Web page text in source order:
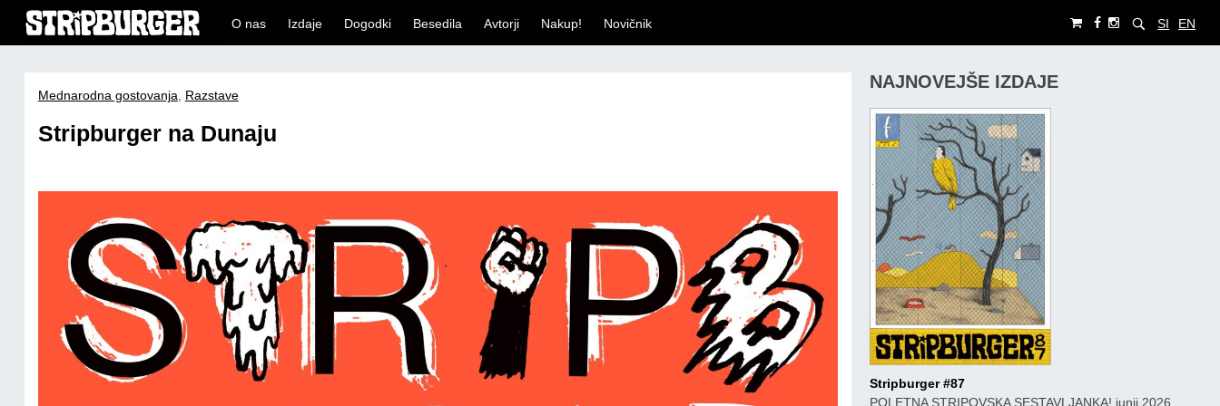
O nas Izdaje Dogodki Besedila Avtorji Nakup! Novičnik SI EN
Mednarodna gostovanja Razstave
Stripburger na Dunaju
NAJNOVEJŠE IZDAJE
Stripburger #87
POLETNA STRIPOVSKA SESTAVLJANKA! junij 2026,